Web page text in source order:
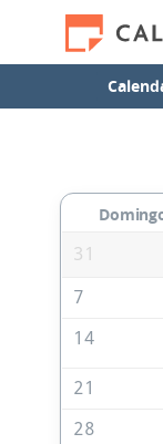
31
7
14
21
28